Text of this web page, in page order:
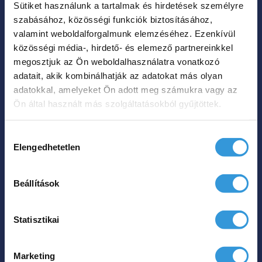
Sütiket használunk a tartalmak és hirdetések személyre
szabásához, közösségi funkciók biztosításához,
valamint weboldalforgalmunk elemzéséhez. Ezenkívül
közösségi média-, hirdető- és elemező partnereinkkel
megosztjuk az Ön weboldalhasználatra vonatkozó
adatait, akik kombinálhatják az adatokat más olyan
adatokkal, amelyeket Ön adott meg számukra vagy az
Ön által használt más szolgáltatásokból gyűjtöttek.
kiválasztása
Elengedhetetlen
Beállítások
Statisztikai
Marketing
Harmony különleges
akril kád
535 000Ft – 562 000Ft
000 Ft
-
562
000 Ft
Hol tudom megvenni?
A
változatok
a
termékoldalon
választhatók
ki
terméknek
variációja